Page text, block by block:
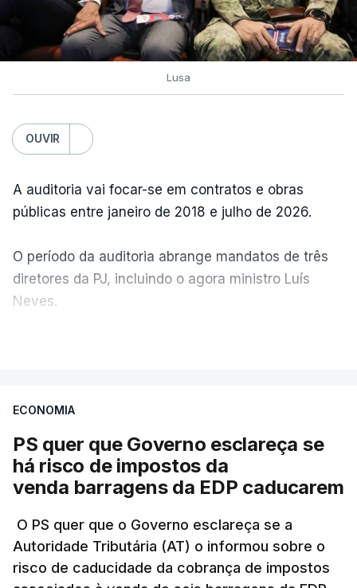
Lusa
OUVIR
A auditoria vai focar-se em contratos e obras
públicas entre janeiro de 2018 e julho de 2026.
O período da auditoria abrange mandatos de três
diretores da PJ, incluindo o agora ministro Luís
Neves.
Não há prazos fixados para a conclusão desta
avaliação à Polícia Judiciária.
Do início da polémica com a revelação de obras a
título pessoal, numa propriedade no Alentejo, feitas
pelo mesmo empreiteiro contratado 17 vezes para
obras na Polícia Judiciária (PJ) até aos últimos dias,
em que até do Governo surgiram ordens para mais
ECONOMIA
PS quer que Governo esclareça se
há risco de impostos da
venda barragens da EDP caducarem
O PS quer que o Governo esclareça se a
Autoridade Tributária (AT) o informou sobre o
risco de caducidade da cobrança de impostos